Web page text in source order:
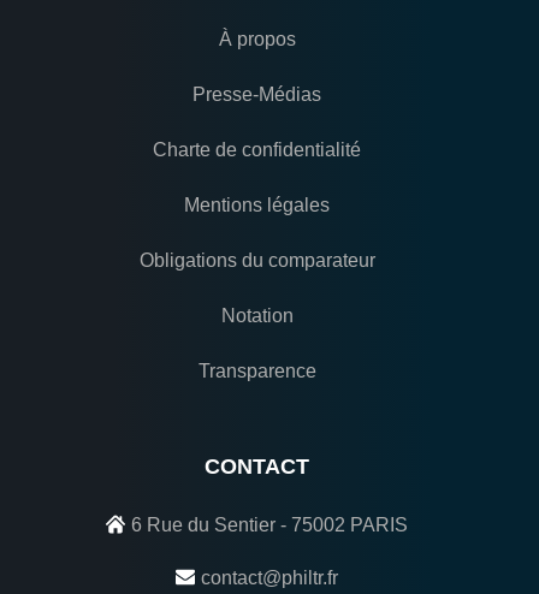
À propos
Presse-Médias
Charte de confidentialité
Mentions légales
Obligations du comparateur
Notation
Transparence
CONTACT
6 Rue du Sentier - 75002 PARIS
contact@philtr.fr